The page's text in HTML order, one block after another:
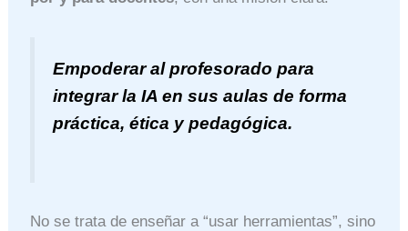
Empoderar al profesorado para
integrar la IA en sus aulas de forma
práctica, ética y pedagógica.
No se trata de enseñar a “usar herramientas”, sino